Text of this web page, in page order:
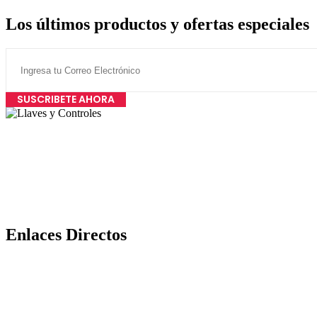
Los últimos productos y ofertas especiales
SUSCRIBETE AHORA
Enlaces Directos